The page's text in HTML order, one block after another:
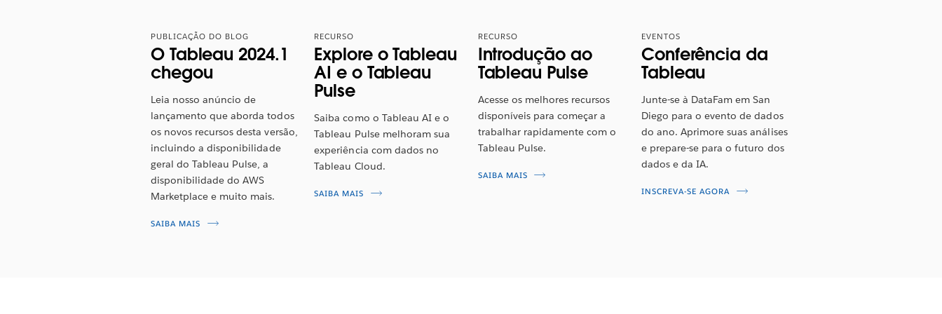
PUBLICAÇÃO DO BLOG
O Tableau 2024.1
chegou
Leia nosso anúncio de
lançamento que aborda todos
os novos recursos desta versão,
incluindo a disponibilidade
geral do Tableau Pulse, a
disponibilidade do AWS
Marketplace e muito mais.
SAIBA MAIS
RECURSO
Explore o Tableau
AI e o Tableau
Pulse
Saiba como o Tableau AI e o
Tableau Pulse melhoram sua
experiência com dados no
Tableau Cloud.
SAIBA MAIS
RECURSO
Introdução ao
Tableau Pulse
Acesse os melhores recursos
disponíveis para começar a
trabalhar rapidamente com o
Tableau Pulse.
SAIBA MAIS
EVENTOS
Conferência da
Tableau
Junte-se à DataFam em San
Diego para o evento de dados
do ano. Aprimore suas análises
e prepare-se para o futuro dos
dados e da IA.
INSCREVA-SE AGORA